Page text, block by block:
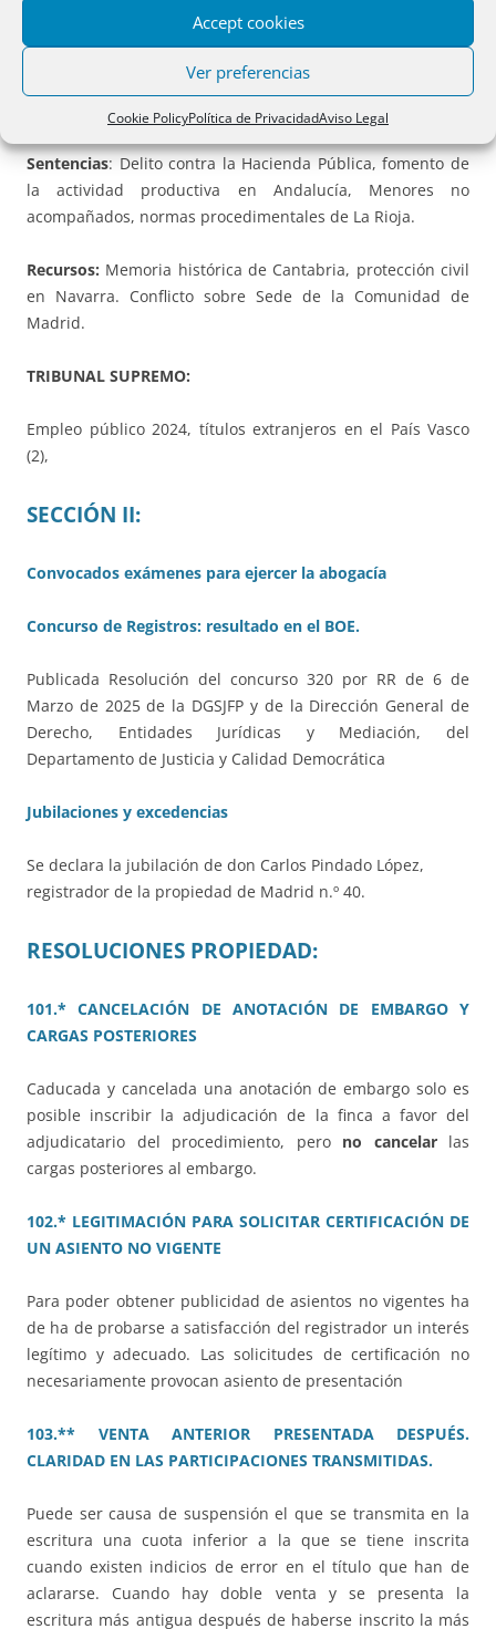
Accept cookies
Ver preferencias
Cookie PolicyPolítica de PrivacidadAviso Legal
TRIBUNALES
TRIBUNAL CONSTITUCIONAL.
Sentencias: Delito contra la Hacienda Pública, fomento de
la actividad productiva en Andalucía, Menores no
acompañados, normas procedimentales de La Rioja.
Recursos: Memoria histórica de Cantabria, protección civil
en Navarra. Conflicto sobre Sede de la Comunidad de
Madrid.
TRIBUNAL SUPREMO:
Empleo público 2024, títulos extranjeros en el País Vasco
(2),
SECCIÓN II:
Convocados exámenes para ejercer la abogacía
Concurso de Registros: resultado en el BOE.
Publicada Resolución del concurso 320 por RR de 6 de
Marzo de 2025 de la DGSJFP y de la Dirección General de
Derecho, Entidades Jurídicas y Mediación, del
Departamento de Justicia y Calidad Democrática
Jubilaciones y excedencias
Se declara la jubilación de don Carlos Pindado López,
registrador de la propiedad de Madrid n.º 40.
RESOLUCIONES PROPIEDAD:
101.* CANCELACIÓN DE ANOTACIÓN DE EMBARGO Y
CARGAS POSTERIORES
Caducada y cancelada una anotación de embargo solo es
posible inscribir la adjudicación de la finca a favor del
adjudicatario del procedimiento, pero no cancelarlas
cargas posteriores al embargo.
102.* LEGITIMACIÓN PARA SOLICITAR CERTIFICACIÓN DE
UN ASIENTO NO VIGENTE
Para poder obtener publicidad de asientos no vigentes ha
de ha de probarse a satisfacción del registrador un interés
legítimo y adecuado. Las solicitudes de certificación no
necesariamente provocan asiento de presentación
103.** VENTA ANTERIOR PRESENTADA DESPUÉS.
CLARIDAD EN LAS PARTICIPACIONES TRANSMITIDAS.
Puede ser causa de suspensión el que se transmita en la
escritura una cuota inferior a la que se tiene inscrita
cuando existen indicios de error en el título que han de
aclararse. Cuando hay doble venta y se presenta la
escritura más antigua después de haberse inscrito la más